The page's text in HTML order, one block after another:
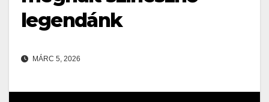
legendánk
MÁRC 5, 2026